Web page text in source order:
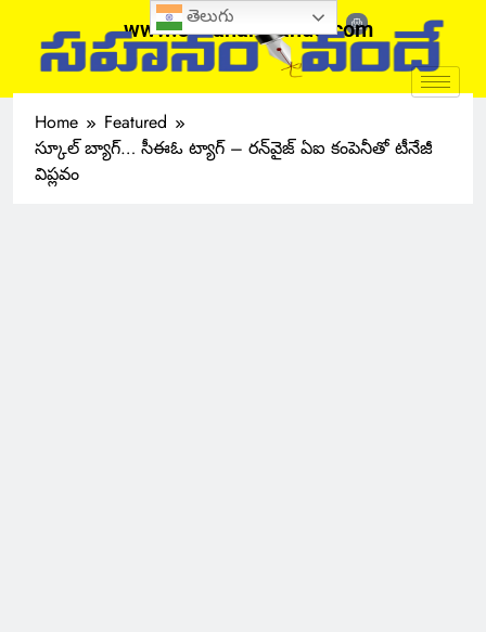
www.sahanamvande.com
Home
Featured
స్కూల్ బ్యాగ్… సీఈఓ ట్యాగ్ – రన్‌వైజ్ ఏఐ కంపెనీతో టీనేజీ
విప్లవం
తెలుగు